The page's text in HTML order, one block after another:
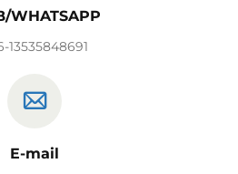
WHATSAPP
13535848691
E-mail